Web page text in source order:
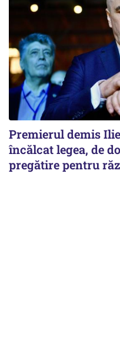
Premierul demis
încălcat legea, de
pregătire pentru